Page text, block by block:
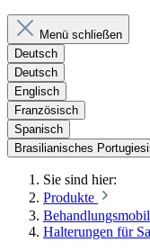
Menü schließen
Deutsch
Deutsch
Englisch
Französisch
Spanisch
Brasilianisches
Sie sind hier:
Produkte
Halterungen für